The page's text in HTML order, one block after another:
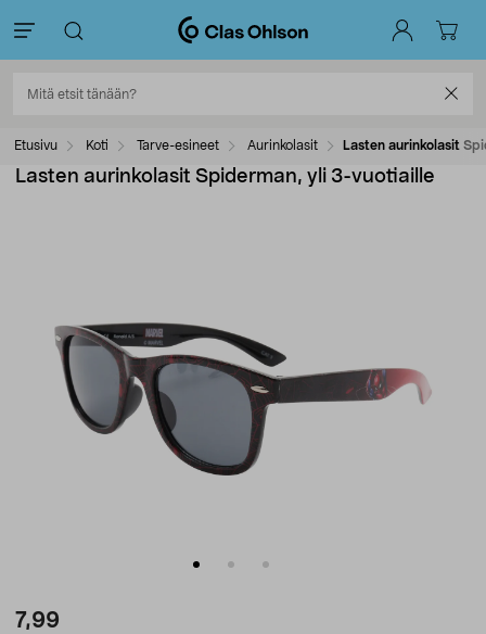
Etusivu Koti Tarve-esineet Aurinkolasit Lasten aurinkolasit
Lasten aurinkolasit Spiderman, yli 3-vuotiaille
7,99